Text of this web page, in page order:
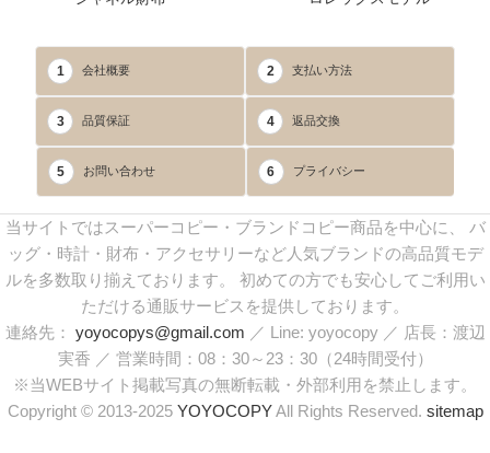
1 会社概要 2 支払い方法
3 品質保証 4 返品交換
5 お問い合わせ 6 プライバシー
当サイトではスーパーコピー・ブランドコピー商品を中心に、 バ
ッグ・時計・財布・アクセサリーなど人気ブランドの高品質モデ
ルを多数取り揃えております。 初めての方でも安心してご利用い
ただける通販サービスを提供しております。
連絡先： yoyocopys@gmail.com ／ Line: yoyocopy ／ 店長：渡辺
実香 ／ 営業時間：08：30～23：30（24時間受付）
※当WEBサイト掲載写真の無断転載・外部利用を禁止します。
Copyright © 2013-2025 YOYOCOPYAll Rights Reserved. sitemap